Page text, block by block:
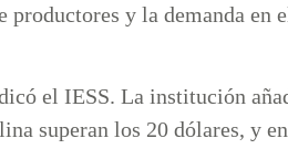
y la demanda en
el IESS. La institución
superan los 20 dólares, y